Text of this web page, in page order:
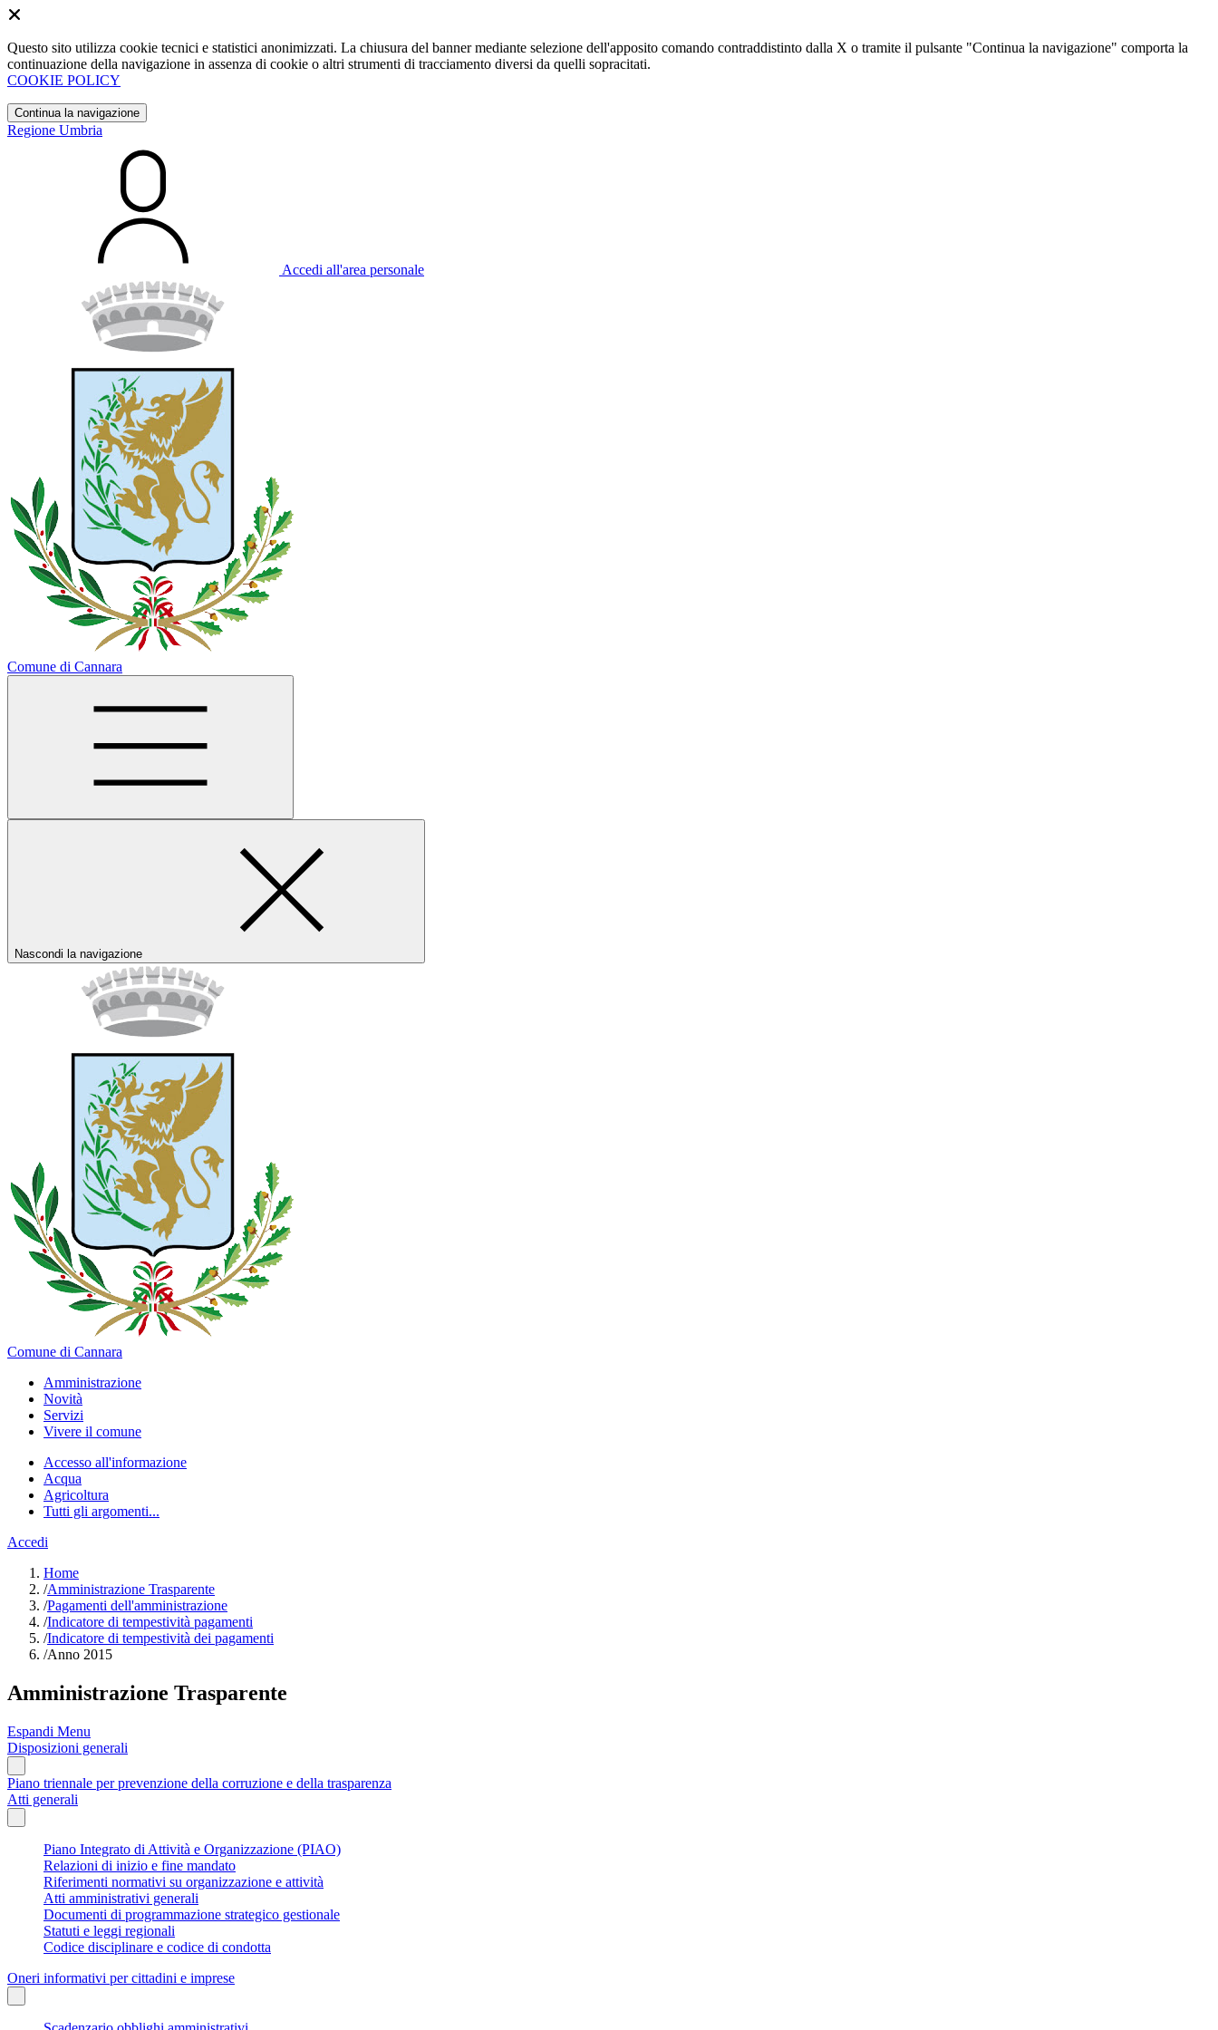
Questo sito utilizza cookie tecnici e statistici anonimizzati. La chiusura del banner mediante selezione dell'apposito comando contraddistinto dalla X o tramite il pulsante "Continua la navigazione" comporta la
continuazione della navigazione in assenza di cookie o altri strumenti di tracciamento diversi da quelli sopracitati.
COOKIE POLICY
Continua la navigazione
Regione Umbria
Accedi all'area personale
Comune di Cannara
Nascondi la navigazione
Comune di Cannara
Amministrazione
Novità
Servizi
Vivere il comune
Accesso all'informazione
Acqua
Agricoltura
Tutti gli argomenti...
Accedi
Home
/Amministrazione Trasparente
/Pagamenti dell'amministrazione
/Indicatore di tempestività pagamenti
/Indicatore di tempestività dei pagamenti
/Anno 2015
Amministrazione Trasparente
Espandi Menu
Disposizioni generali
Piano triennale per prevenzione della corruzione e della trasparenza
Atti generali
Piano Integrato di Attività e Organizzazione (PIAO)
Relazioni di inizio e fine mandato
Riferimenti normativi su organizzazione e attività
Atti amministrativi generali
Documenti di programmazione strategico gestionale
Statuti e leggi regionali
Codice disciplinare e codice di condotta
Oneri informativi per cittadini e imprese